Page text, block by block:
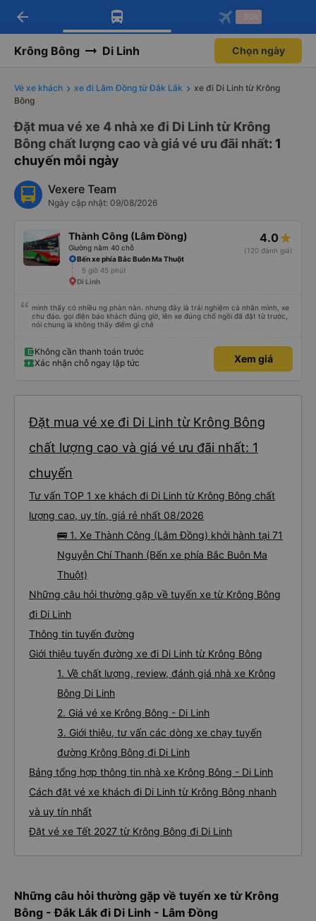
Tải app Vexere ngay!
Nhận ưu đãi thành viên độc
Mở app
Tải app Vexere
-30k/ghế khi đặt vé máy bay qua
Mở app
arrow_back -30k
Krông Bông Di Linh Chọn ngày
Vé xe khách xe đi Lâm Đồng từ Đắk Lắk
xe đi Di Linh từ Krông
Bông
Đặt mua vé xe 4 nhà xe đi Di Linh từ Krông
Bông chất lượng cao và giá vé ưu đãi nhất: 1
chuyến mỗi ngày
Vexere Team
Ngày cập nhật: 09/08/2026
Thành Công (Lâm Đồng)
Giường nằm 40 chỗ
4.0
(120 đánh giá)
Bến xe phía Bắc Buôn Ma Thuột
5 giờ 45 phút
Di Linh
mình thấy có nhiều ng phàn nàn. nhưng đây là trải nghiệm cá nhân mình, xe
chu đáo. gọi điện báo khách đúng giờ, lên xe đúng chổ ngồi đã đặt từ trước,
nói chung là không thấy điểm gì chê
Không cần thanh toán trước
Xác nhận chỗ ngay lập tức
Xem giá
Đặt mua vé xe đi Di Linh từ Krông Bông
chất lượng cao và giá vé ưu đãi nhất: 1
chuyến
Tư vấn TOP 1 xe khách đi Di Linh từ Krông Bông chất
lượng cao, uy tín, giá rẻ nhất 08/2026
🚌 1. Xe Thành Công (Lâm Đồng) khởi hành tại 71
Nguyễn Chí Thanh (Bến xe phía Bắc Buôn Ma
Thuột)
Những câu hỏi thường gặp về tuyến xe từ Krông Bông
đi Di Linh
Thông tin tuyến đường
Giới thiệu tuyến đường xe đi Di Linh từ Krông Bông
1. Về chất lượng, review, đánh giá nhà xe Krông
Bông Di Linh
2. Giá vé xe Krông Bông - Di Linh
3. Giới thiệu, tư vấn các dòng xe chạy tuyến
đường Krông Bông đi Di Linh
Bảng tổng hợp thông tin nhà xe Krông Bông - Di Linh
Cách đặt vé xe khách đi Di Linh từ Krông Bông nhanh
và uy tín nhất
Đặt vé xe Tết 2027 từ Krông Bông đi Di Linh
Những câu hỏi thường gặp về tuyến xe từ Krông
Bông - Đắk Lắk đi Di Linh - Lâm Đồng